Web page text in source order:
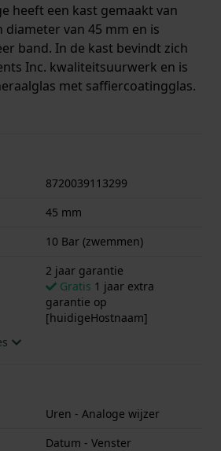
heeft een kast gemaakt van
diameter van 45 mm en is
band. In de kast bevindt zich
Inc. kwaliteitsuurwerk en is
met saffiercoatingglas.
2 jaar garantie.
8720039113299
45 mm
10 Bar (zwemmen)
2 jaar garantie
Gratis 1 jaar extra
garantie op
[huidigeHostnaam]
Uren - Analoge wijzer
Datum - Venster